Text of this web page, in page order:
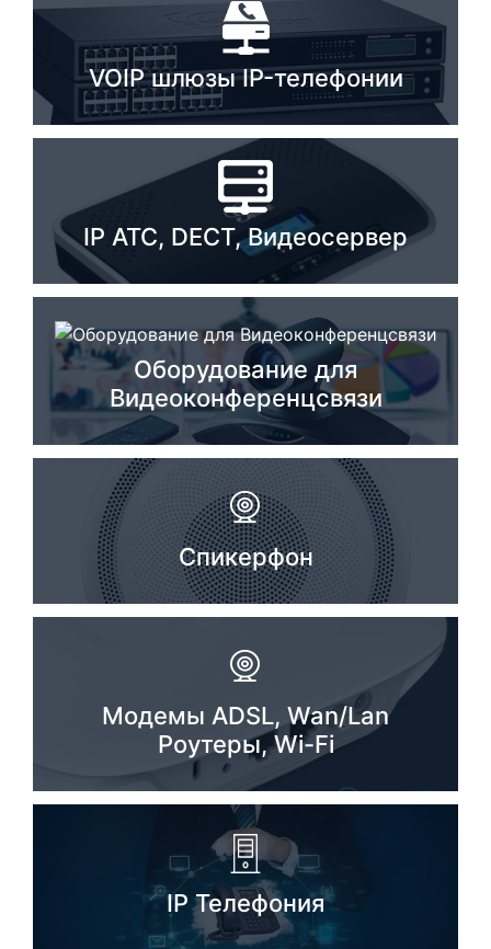
VOIP шлюзы IP-телефонии
IP ATC, DECT, Видеосервер
Оборудование для
Видеоконференцсвязи
Спикерфон
Модемы ADSL, Wan/Lan
Роутеры, Wi-Fi
IP Телефония